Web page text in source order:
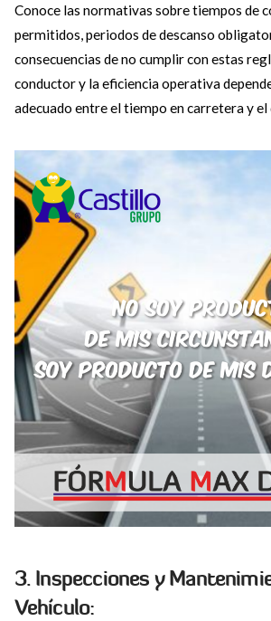
Conoce las normativas sobre tiempos de
permitidos, periodos de descanso
consecuencias de no cumplir con estas
conductor y la eficiencia operativa
adecuado entre el tiempo en carretera y el
3. Inspecciones y
Vehículo: